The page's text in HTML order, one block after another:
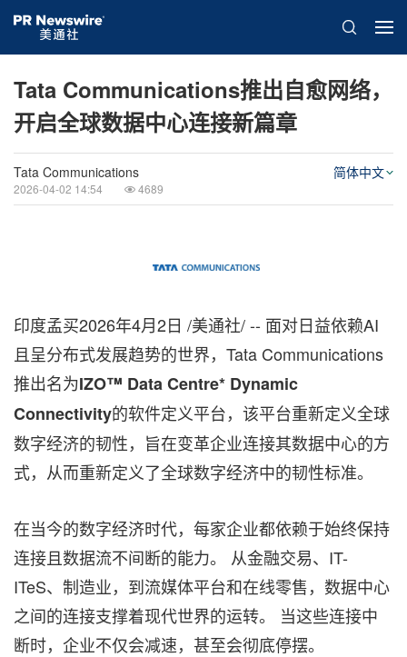
Tata Communications推出自愈网络，
开启全球数据中心连接新篇章
Tata Communications
2026-04-02 14:54 4689
简体中文
印度孟买2026年4月2日 /美通社/ -- 面对日益依赖AI
且呈分布式发展趋势的世界，Tata Communications
推出名为IZO™ Data Centre* Dynamic
Connectivity的软件定义平台，该平台重新定义全球
数字经济的韧性，旨在变革企业连接其数据中心的方
式，从而重新定义了全球数字经济中的韧性标准。
在当今的数字经济时代，每家企业都依赖于始终保持
连接且数据流不间断的能力。 从金融交易、IT-
ITeS、制造业，到流媒体平台和在线零售，数据中心
之间的连接支撑着现代世界的运转。 当这些连接中
断时，企业不仅会减速，甚至会彻底停摆。